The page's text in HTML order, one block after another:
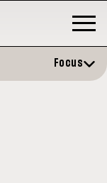
Focus